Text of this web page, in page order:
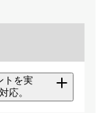
トを実
応。